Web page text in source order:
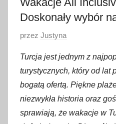
Doskonały wybór
O
u
b
l
i
k
przez Justyna
Turcja jest jednym z
turystycznych, który od lat
bogatą ofertą. Piękne
niezwykła historia oraz
sprawiają, że wakacje w